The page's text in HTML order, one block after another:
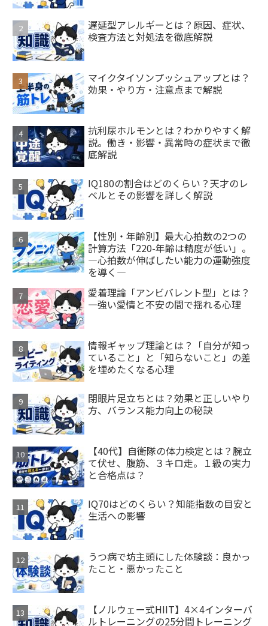
遅延型アレルギーとは？原因、症状、
検査方法と対処法を徹底解説
マイクタイソンプッシュアップとは？
効果・やり方・注意点まで解説
抗利尿ホルモンとは？わかりやすく解
説。働き・影響・異常時の症状まで徹
底解説
IQ180の割合はどのくらい？天才のレ
ベルとその影響を詳しく解説
【性別・年齢別】最大心拍数の2つの
計算方法「220-年齢は精度が低い」。
―心拍数が伸ばしたい能力の運動強度
を導く―
愛着理論「アンビバレント型」とは？
—強い愛情と不安の間で揺れる心理
情報ギャップ理論とは？「自分が知っ
ていること」と「知らないこと」の差
を埋めたくなる心理
閉眼片足立ちとは？効果と正しいやり
方、バランス能力向上の秘訣
【40代】自衛隊の体力検定とは？腕立
て伏せ、腹筋、３キロ走。１級の実力
と合格点は？
IQ70はどのくらい？知能指数の目安と
生活への影響
うつ病で坊主頭にした体験談：良かっ
たこと・悪かったこと
【ノルウェー式HIIT】4×4インターバ
ルトレーニングの25分間トレーニング